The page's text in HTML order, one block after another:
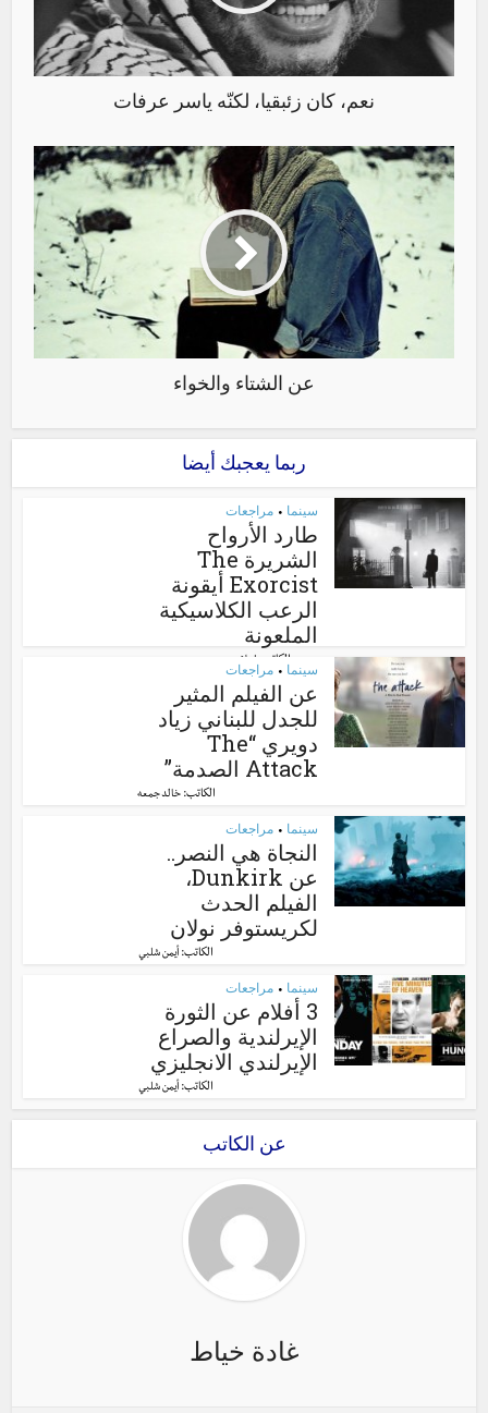
نعم، كان زئبقيا، لكنّه ياسر عرفات
عن الشتاء والخواء
ربما يعجبك أيضا
سينما • مراجعات
طارد الأرواح
الشريرة The
Exorcist أيقونة
الرعب الكلاسيكية
الملعونة
الكاتب:إسلام سعيد سينما • مراجعات
عن الفيلم المثير
للجدل للبناني زياد
دويري “The
Attack الصدمة”
الكاتب:خالد جمعه
سينما • مراجعات
النجاة هي النصر..
عن Dunkirk،
الفيلم الحدث
لكريستوفر نولان
الكاتب: أيمن شلبي
سينما • مراجعات
3 أفلام عن الثورة
الإيرلندية والصراع
الإيرلندي الانجليزي
الكاتب: أيمن شلبي
عن الكاتب
غادة خياط